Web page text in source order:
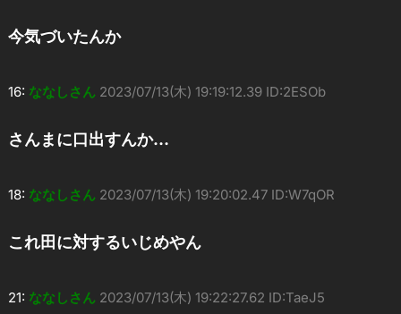
今気づいたんか
16: ななしさん 2023/07/13(木) 19:19:12.39 ID:2ESOb
さんまに口出すんか…
18: ななしさん 2023/07/13(木) 19:20:02.47 ID:W7qOR
これ田に対するいじめやん
21: ななしさん 2023/07/13(木) 19:22:27.62 ID:TaeJ5